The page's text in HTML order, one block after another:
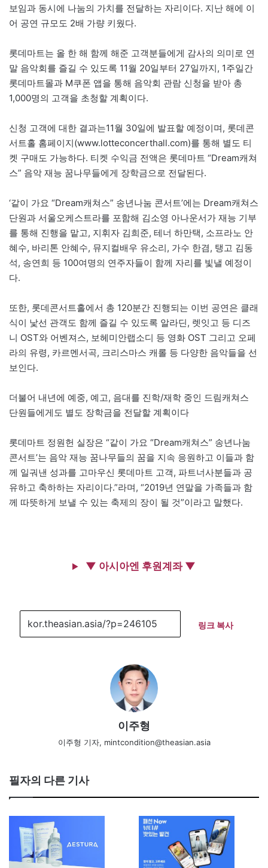
보임과 동시에 나눔의 가치를 전달하는 자리이다. 지난 해에 이
어 공연 규모도 2배 가량 키웠다.
롯데마트는 올 한 해 함께 해준 고객분들에게 감사의 의미로 연
말 음악회를 즐길 수 있도록 11월 20일부터 27일까지, 1주일간
롯데마트몰과 M쿠폰 앱을 통해 음악회 관람 신청을 받아 총
1,000명의 고객을 초청할 계획이다.
신청 고객에 대한 결과는11월 30일에 발표할 예정이며, 롯데콘
서트홀 홈페이지(www.lotteconcerthall.com)를 통해 별도 티
켓 구매도 가능하다. 티켓 수익금 전액은 롯데마트 “Dream캐쳐
스” 음악 재능 꿈나무들에게 장학금으로 전달된다.
‘같이 가요 “Dream캐쳐스” 송년나눔 콘서트’에는 Dream캐쳐스
단원과 서울오케스트라를 포함해 김소영 아나운서가 재능 기부
를 통해 진행을 맡고, 지휘자 김희준, 테너 하만택, 소프라노 안
혜수, 바리톤 안혜수, 뮤지컬배우 유소리, 가수 한겸, 탱고 김동
석, 송연희 등 100여명의 연주자들이 함께 자리를 빛낼 예정이
다.
또한, 롯데콘서트홀에서 총 120분간 진행되는 이번 공연은 클래
식이 낯선 관객도 함께 즐길 수 있도록 알라딘, 렛잇고 등 디즈
니 OST와 어벤져스, 보헤미안랩소디 등 영화 OST 그리고 오페
라의 유령, 카르멘서곡, 크리스마스 캐롤 등 다양한 음악들을 선
보인다.
더불어 내년에 예중, 예고, 음대를 진학/재학 중인 드림캐쳐스
단원들에게도 별도 장학금을 전달할 계획이다
롯데마트 정원헌 실장은 “같이 가요 “Dream캐쳐스” 송년나눔
콘서트’는 음악 재능 꿈나무들의 꿈을 지속 응원하고 이들과 함
께 일궈낸 성과를 고마우신 롯데마트 고객, 파트너사분들과 공
유하고 축하하는 자리이다.”라며, “2019년 연말을 가족들과 함
께 따뜻하게 보낼 수 있는 축제의 장이 될 것”이라고 말했다.
▼ 아시아엔 후원계좌 ▼
링크 복사
이주형
이주형 기자, mintcondition@theasian.asia
필자의 다른 기사